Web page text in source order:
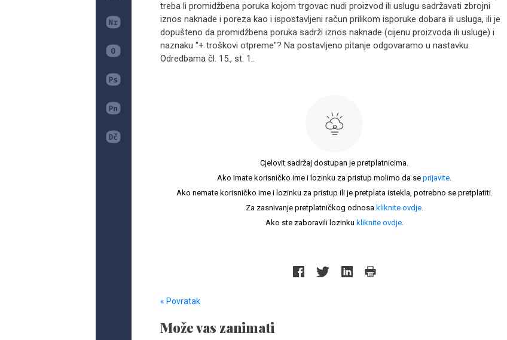
treba li promidžbena poruka kojom trgovac nudi proizvod ili uslugu sadržavati zbrojni
iznos naknade i poreza kao i ispostavljeni račun prilikom isporuke dobara ili usluga, ili je
dopušteno da promidžbena poruka sadrži iznos naknade (cijenu proizvoda ili usluge) i
naznaku "+ troškovi otpreme"? Na postavljeno pitanje odgovaramo u nastavku.
Odredbama čl. 15., st. 1..
Cjelovit sadržaj dostupan je pretplatnicima.
Ako imate korisničko ime i lozinku za pristup molimo da se prijavite.
Ako nemate korisničko ime i lozinku za pristup ili je pretplata istekla, potrebno se pretplatiti.
Za zasnivanje pretplatničkog odnosa kliknite ovdje.
Ako ste zaboravili lozinku kliknite ovdje.
« Povratak
Može vas zanimati